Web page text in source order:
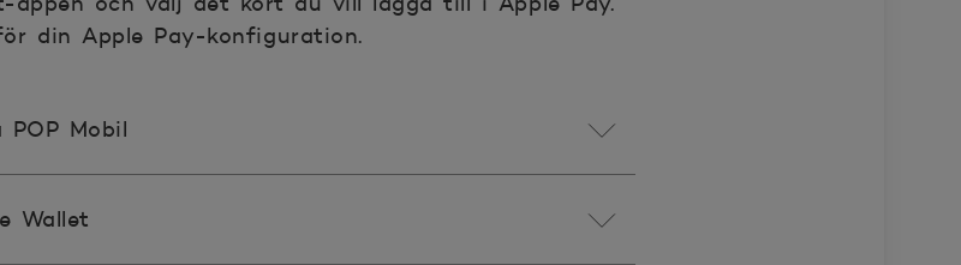
din Apple Pay-konfiguration.
Mobil
Wallet